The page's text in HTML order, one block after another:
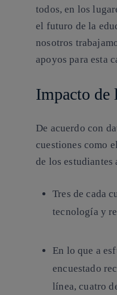
todos, en los
el futuro de la
nosotros
apoyos para esta
Impacto de
De acuerdo con
cuestiones como
de los estudiantes
Tres de cada
tecnología y
En lo que a
encuestado
línea, cuatro